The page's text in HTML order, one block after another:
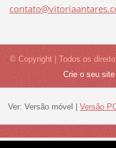
contato@vitoriaantares.c
© Copyright | Todos os
Crie o seu
Ver: Versão móvel | Versão